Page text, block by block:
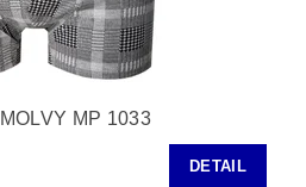
MP 1033
DETAIL